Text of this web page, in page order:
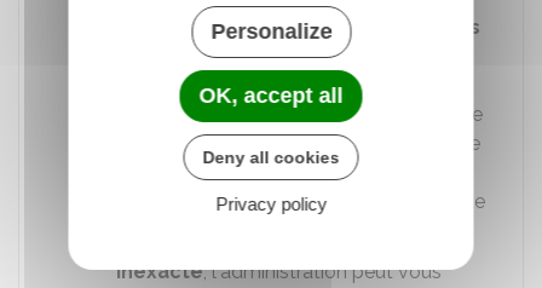
l'administration d'unchangement dans
votre situation personnelle ou
familialeayant uneffet sur votre
rémunération
. Ce délai de 5 ans débute
le jour où l'administration a connaissance
des faits justifiant la demande de
remboursement de la rémunération indue
inexacte, l'administration peut vous
Personalize
OK, accept all
Deny all cookies
Privacy policy